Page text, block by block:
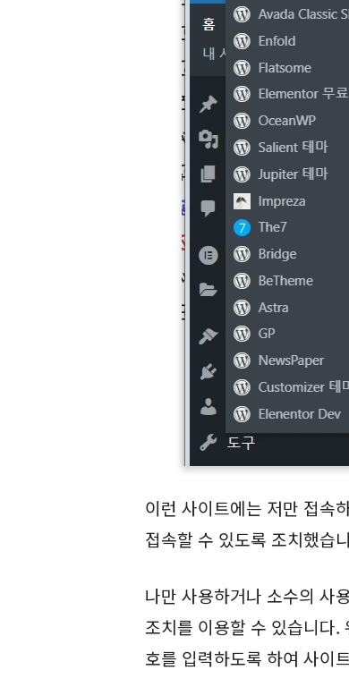
이런 사이트에는 저만 접속
접속할 수 있도록 조치했습
나만 사용하거나 소수의 사
조치를 이용할 수 있습니다.
호를 입력하도록 하여 사이